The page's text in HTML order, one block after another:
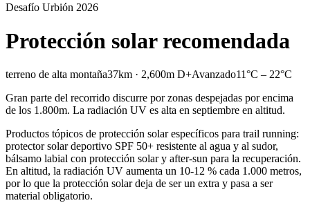
Desafío Urbión 2026
Protección solar recomendada
terreno de alta montaña37km · 2,600m D+Avanzado11°C – 22°C
Gran parte del recorrido discurre por zonas despejadas por encima
de los 1.800m. La radiación UV es alta en septiembre en altitud.
Productos tópicos de protección solar específicos para trail running:
protector solar deportivo SPF 50+ resistente al agua y al sudor,
bálsamo labial con protección solar y after-sun para la recuperación.
En altitud, la radiación UV aumenta un 10-12 % cada 1.000 metros,
por lo que la protección solar deja de ser un extra y pasa a ser
material obligatorio.